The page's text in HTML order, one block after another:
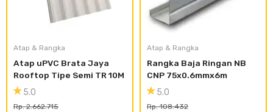
Atap & Rangka
Atap uPVC Brata Jaya
Rooftop Tipe Semi TR 10M
5.0
Rp. 2.662.715
Atap & Rangka
Rangka Baja Ringan NB
CNP 75x0.6mmx6m
5.0
Rp. 108.432